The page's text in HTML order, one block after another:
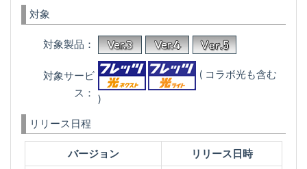
対象
対象製品：
対象サービ
ス：
( コラボ光も含む
)
リリース日程
バージョン リリース日時